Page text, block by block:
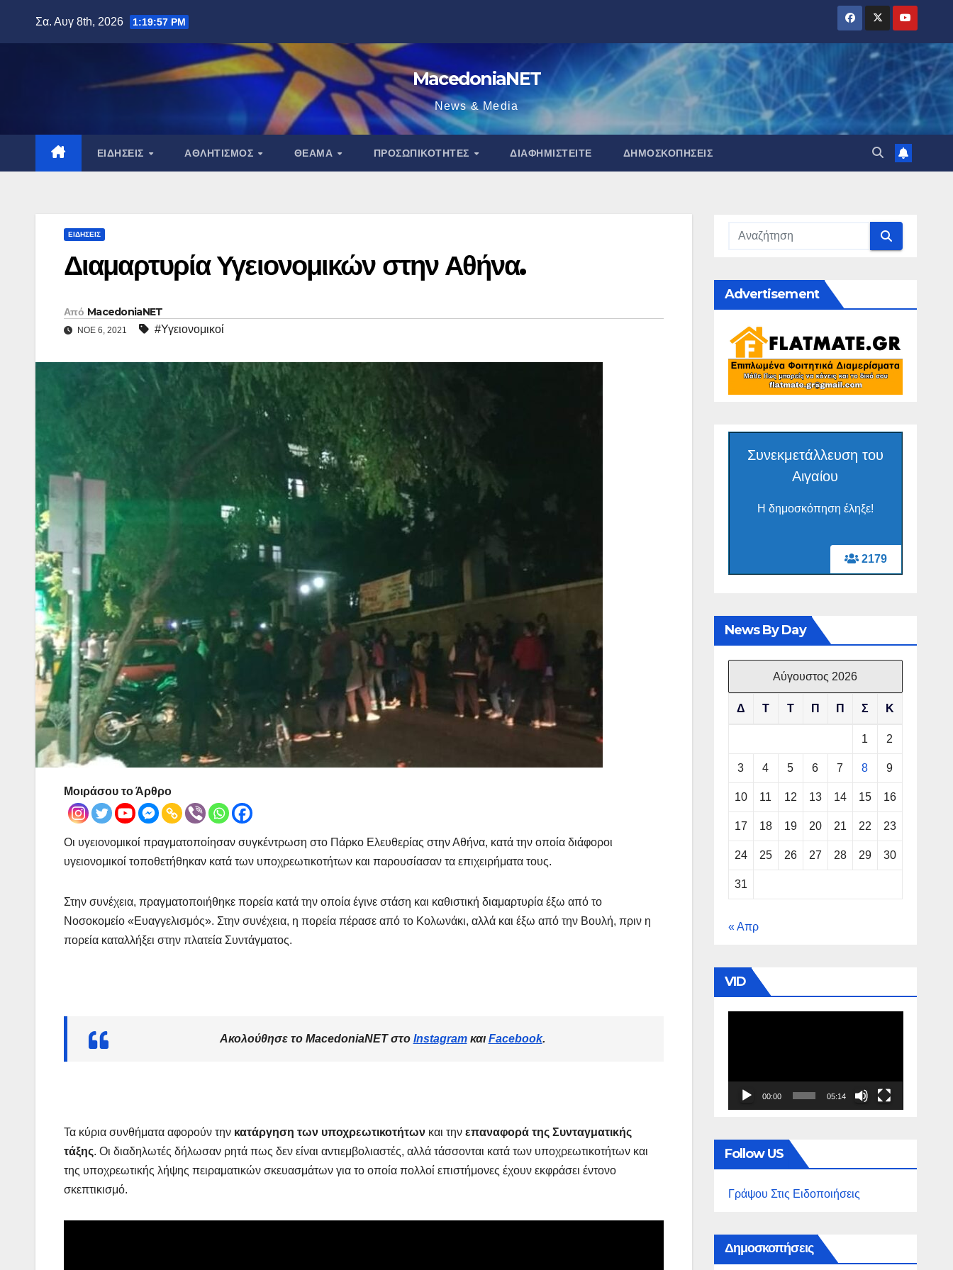
Σα. Αυγ 8th, 2026 1:19:58 PM
MacedoniaNET
News & Media
ΕΙΔΉΣΕΙΣ ΑΘΛΗΤΙΣΜΌΣ ΘΈΑΜΑ ΠΡΟΣΩΠΙΚΌΤΗΤΕΣ ΔΙΑΦΗΜΙΣΤΕΊΤΕ ΔΗΜΟΣΚΟΠΉΣΕΙΣ
ΕΙΔΉΣΕΙΣ
Διαμαρτυρία Υγειονομικών στην Αθήνα.
Από MacedoniaNET
ΝΟΈ 6, 2021 #Υγειονομικοί
Μοιράσου το Άρθρο
Οι υγειονομικοί πραγματοποίησαν συγκέντρωση στο Πάρκο Ελευθερίας στην Αθήνα, κατά την οποία διάφοροι
υγειονομικοί τοποθετήθηκαν κατά των υποχρεωτικοτήτων και παρουσίασαν τα επιχειρήματα τους.
Στην συνέχεια, πραγματοποιήθηκε πορεία κατά την οποία έγινε στάση και καθιστική διαμαρτυρία έξω από το
Νοσοκομείο «Ευαγγελισμός». Στην συνέχεια, η πορεία πέρασε από το Κολωνάκι, αλλά και έξω από την Βουλή, πριν η
πορεία καταλλήξει στην πλατεία Συντάγματος.
Ακολούθησε το MacedoniaNET στο Instagramκαι Facebook.
Τα κύρια συνθήματα αφορούν την κατάργηση των υποχρεωτικοτήτων και την επαναφορά της Συνταγματικής
τάξης. Οι διαδηλωτές δήλωσαν ρητά πως δεν είναι αντιεμβολιαστές, αλλά τάσσονται κατά των υποχρεωτικοτήτων και
της υποχρεωτικής λήψης πειραματικών σκευασμάτων για το οποία πολλοί επιστήμονες έχουν εκφράσει έντονο
σκεπτικισμό.
Advertisement
2179
Συνεκμετάλλευση του
Αιγαίου
Η δημοσκόπηση έληξε!
News By Day
Αύγουστος 2026
Δ Τ Τ Π Π Σ Κ
1 2
3 4 5 6 7 8 9
10 11 12 13 14 15 16
17 18 19 20 21 22 23
24 25 26 27 28 29 30
31
« Απρ
VID
00:00 05:14
Follow US
Γράψου Στις Ειδοποιήσεις
Δημοσκοπήσεις